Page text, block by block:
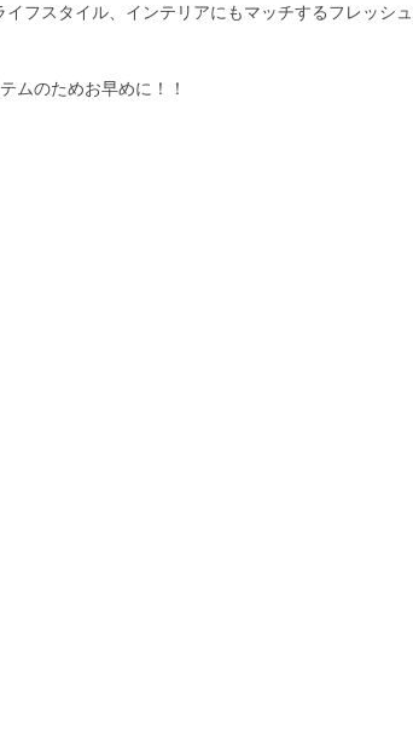
フスタイル、インテリアにもマッチするフレッシ
ムのためお早めに！！